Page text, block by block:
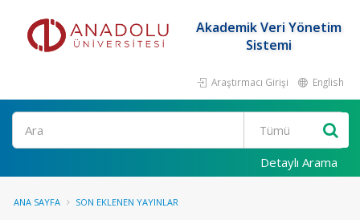
Akademik Veri Yönetim
Sistemi
Araştırmacı Girişi English
Ara
Detaylı Arama
ANA SAYFA SON EKLENEN YAYINLAR